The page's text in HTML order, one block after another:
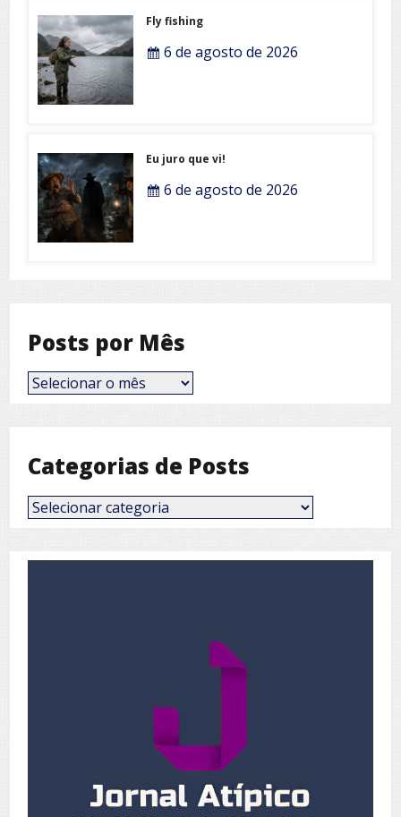
Fly fishing
6 de agosto de 2026
Eu juro que vi!
6 de agosto de 2026
Posts por Mês
Posts
por
Categorias de Posts
Categorias
de